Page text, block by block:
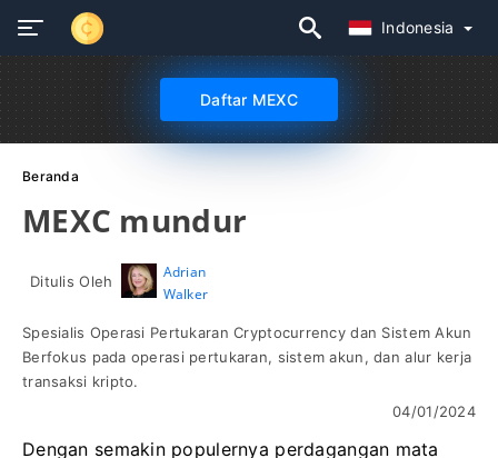
Indonesia
Daftar MEXC
Beranda
MEXC mundur
Ditulis Oleh
Adrian
Walker
Spesialis Operasi Pertukaran Cryptocurrency dan Sistem Akun
Berfokus pada operasi pertukaran, sistem akun, dan alur kerja
transaksi kripto.
04/01/2024
Dengan semakin populernya perdagangan mata